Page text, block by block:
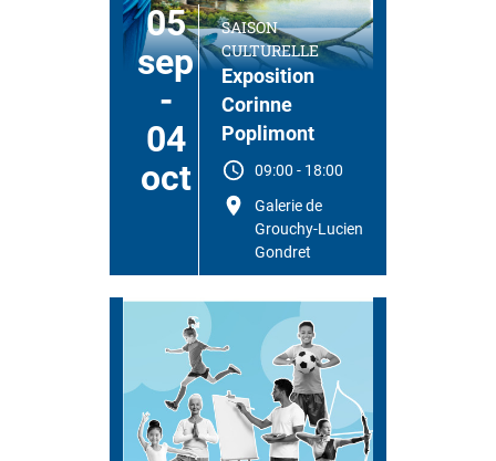
05
sep
-
04
oct
SAISON
CULTURELLE
Exposition
Corinne
Poplimont
09:00 - 18:00
Galerie de
Grouchy-Lucien
Gondret